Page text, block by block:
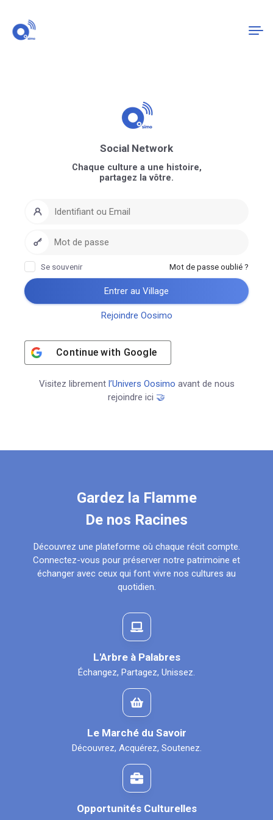
Gardez la Flamme
De nos Racines
Découvrez une plateforme où chaque récit compte.
Connectez-vous pour préserver notre patrimoine et
échanger avec ceux qui font vivre nos cultures au
quotidien.
L'Arbre à Palabres
Échangez, Partagez, Unissez.
Le Marché du Savoir
Découvrez, Acquérez, Soutenez.
Opportunités Culturelles
Social Network
Chaque culture a une histoire,
partagez la vôtre.
Se souvenir Mot de passe oublié ?
Entrer au Village
Rejoindre Oosimo
Continue with Google
Visitez librement l’Univers Oosimo avant de nous
rejoindre ici 🤝